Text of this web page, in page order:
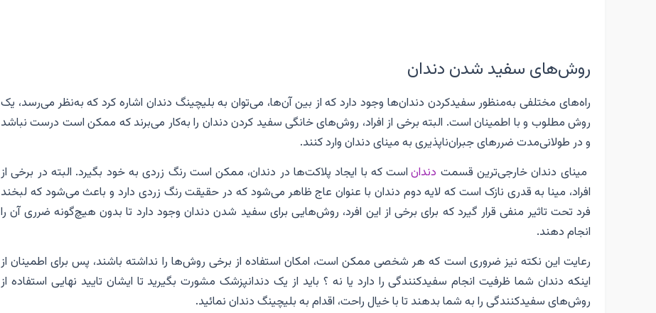
روش‌های سفید شدن دندان
راه‌های مختلفی به‌منظور سفیدکردن دندان‌ها وجود دارد که از بین آن‌ها، می‌توان به بلیچینگ دندان اشاره کرد که به‌نظر می‌رسد، یک
روش مطلوب و با اطمینان است. البته برخی از افراد، روش‌های خانگی سفید کردن دندان را به‌کار می‌برند که ممکن است درست نباشد
و در طولانی‌مدت ضررهای جبران‌ناپذیری به مینای دندان وارد کنند.
مینای دندان خارجی‌ترین قسمت دنداناست که با ایجاد پلاکت‌ها در دندان، ممکن است رنگ زردی به خود بگیرد. البته در برخی از
افراد، مینا به قدری نازک است که لایه دوم دندان با عنوان عاج ظاهر می‌شود که در حقیقت رنگ زردی دارد و باعث می‌شود که لبخند
فرد تحت تاثیر منفی قرار گیرد که برای برخی از این افرد، روش‌هایی برای سفید شدن دندان وجود دارد تا بدون هیچ‌گونه ضرری آن را
انجام دهند.
رعایت این نکته نیز ضروری است که هر شخصی ممکن است، امکان استفاده از برخی روش‌ها را نداشته باشند، پس برای اطمینان از
اینکه دندان شما ظرفیت انجام سفیدکنندگی را دارد یا نه ؟ باید از یک دندانپزشک مشورت بگیرید تا ایشان تایید نهایی استفاده از
روش‌های سفیدکنندگی را به شما بدهند تا با خیال راحت، اقدام به بلیچینگ دندان نمائید.